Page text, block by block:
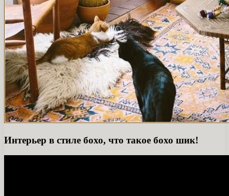
Интерьер в стиле бохо, что такое бохо шик!